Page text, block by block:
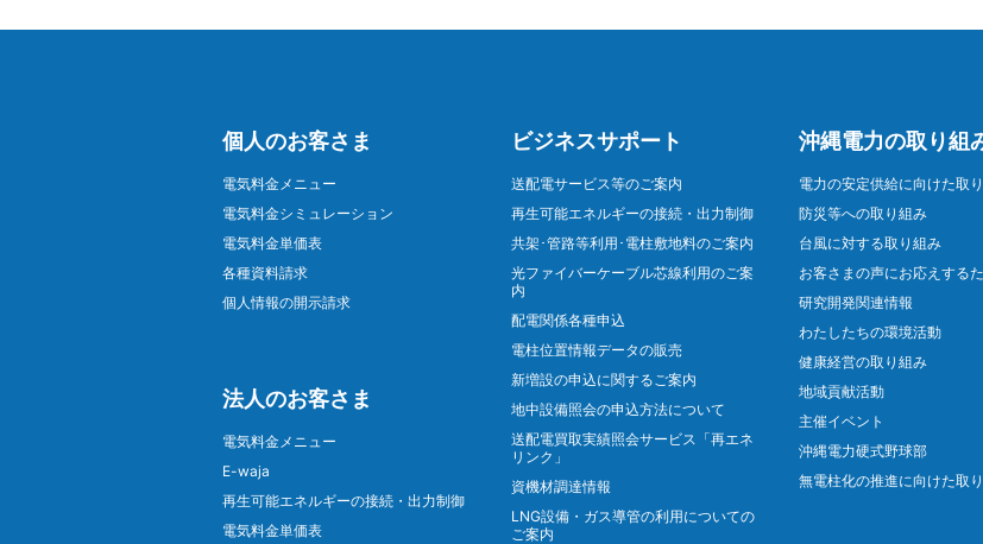
個人のお客さま
電気料金メニュー
電気料金シミュレーション
電気料金単価表
各種資料請求
個人情報の開示請求
法人のお客さま
電気料金メニュー
E-waja
再生可能エネルギーの接続・出力制御
電気料金単価表
ビジネスサポート
送配電サービス等のご案内
再生可能エネルギーの接続・出力制御
共架･管路等利用･電柱敷地料のご案内
光ファイバーケーブル芯線利用のご案
内
配電関係各種申込
電柱位置情報データの販売
新増設の申込に関するご案内
地中設備照会の申込方法について
送配電買取実績照会サービス「再エネ
リンク」
資機材調達情報
LNG設備・ガス導管の利用についての
ご案内
沖縄電力の取り組
電力の安定供給に向けた取
防災等への取り組み
台風に対する取り組み
お客さまの声にお応えする
研究開発関連情報
わたしたちの環境活動
健康経営の取り組み
地域貢献活動
主催イベント
沖縄電力硬式野球部
無電柱化の推進に向けた取